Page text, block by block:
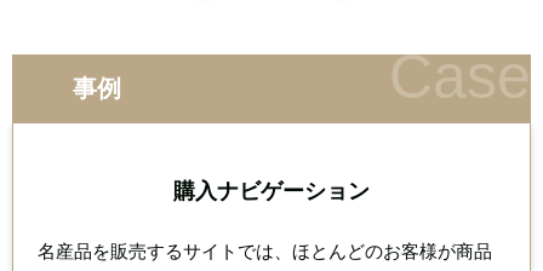
事例
購入ナビゲーション
名産品を販売するサイトでは、ほとんどのお客様が商品